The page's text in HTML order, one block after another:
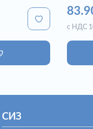
с НДС
СИЗ